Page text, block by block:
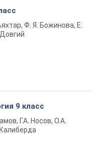
Ф. Я. Божинова, Е.
9 класс
Г.А. Носов, О.А.